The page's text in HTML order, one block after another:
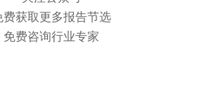
费获取更多报告节选
免费咨询行业专家